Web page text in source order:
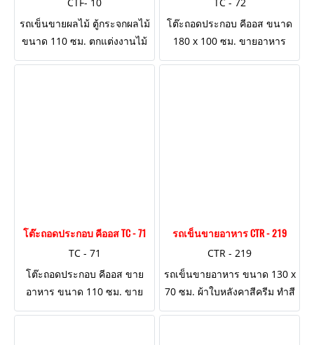
รถเข็นขายผลไม้ ตู้กระจกผลไม้
ขนาด 110 ซม. ตกแต่งงานไม้
ผนังตู้ด้านล่าง 4 ด้าน
โต๊ะถอดประกอบ คีออส ขนาด
180 x 100 ซม. ขายอาหาร
ของ ไร่กำนันจุล (สั่งทำขนาด
โต๊ะถอดประกอบ คีออส TC - 71
TC - 71
โต๊ะถอดประกอบ คีออส ขาย
อาหาร ขนาด 110 ซม. ขาย
เครื่องดื่มชานมไข่มุก มีบาร์
รถเข็นขายอาหาร CTR - 219
CTR - 219
รถเข็นขายอาหาร ขนาด 130 x
70 ซม. ผ้าใบหลังคาสีครีม ทำสี
ไม้ 2 เฉดสี เจาะช่องใส่หม้อ